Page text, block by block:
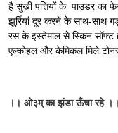
है सुखी पत्तियों के पाउडर का
झुर्रियां दूर करने के साथ-साथ
रस के इस्तेमाल से स्किन सॉफ्ट
एल्कोहल और केमिकल मिले
।। ओ३म् का झंडा ऊँचा रहे ।।